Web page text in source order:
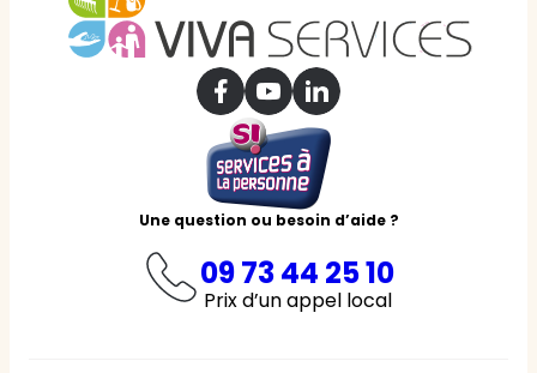
Une question ou besoin d’aide ?
09 73 44 25 10
Prix d’un appel local